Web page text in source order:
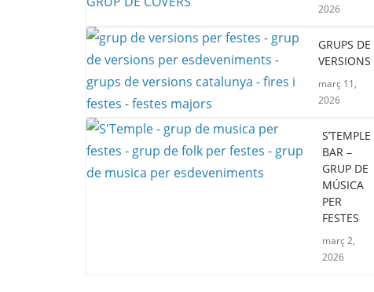
2026
GRUPS DE
VERSIONS
març 11,
2026
S’TEMPLE
BAR –
GRUP DE
MÚSICA
PER
FESTES
març 2,
2026